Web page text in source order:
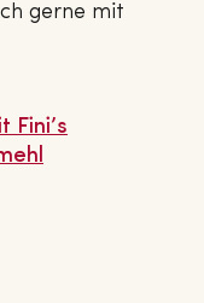
gerne mit
Fini’s